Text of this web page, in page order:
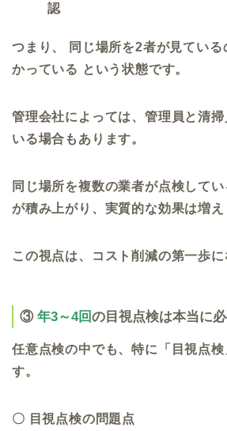
認
つまり、 同じ場所を2者が見てい
かっている という状態です。
管理会社によっては、管理員と清
いる場合もあります。
同じ場所を複数の業者が点検して
が積み上がり、実質的な効果は増え
この視点は、コスト削減の第一歩に
③ 年3～4回の目視点検は本当に必
任意点検の中でも、特に「目視点
す。
〇 目視点検の問題点